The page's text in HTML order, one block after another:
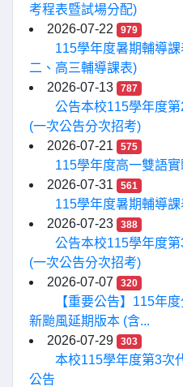
考程表暨試場分配)
2026-07-22
979
115學年度暑期輔導
二、高三輔導課表)
2026-07-13
787
公告本校115學年度
(一次公告分次招考)
2026-07-21
575
115學年度高一雙語
2026-07-31
561
115學年度暑期輔導
2026-07-23
388
公告本校115學年度
(一次公告分次招考)
2026-07-07
320
【重要公告】115年
新颱風延期版本 (含...
2026-07-29
303
本校115學年度第3次
公告